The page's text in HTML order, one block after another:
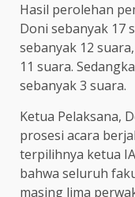
Hasil perolehan
Doni sebanyak 17
sebanyak 12
11 suara.
sebanyak 3 suara.
Ketua Pelaksana,
prosesi acara
terpilihnya ketua
bahwa seluruh
masing lima